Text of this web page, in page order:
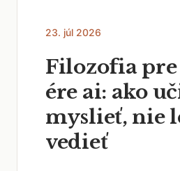
23. júl 2026
Filozofia pre
ére ai: ako
myslieť, nie
vedieť